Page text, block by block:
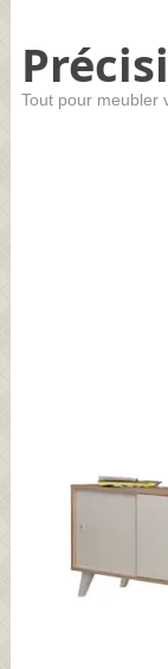
Tout pour meubler